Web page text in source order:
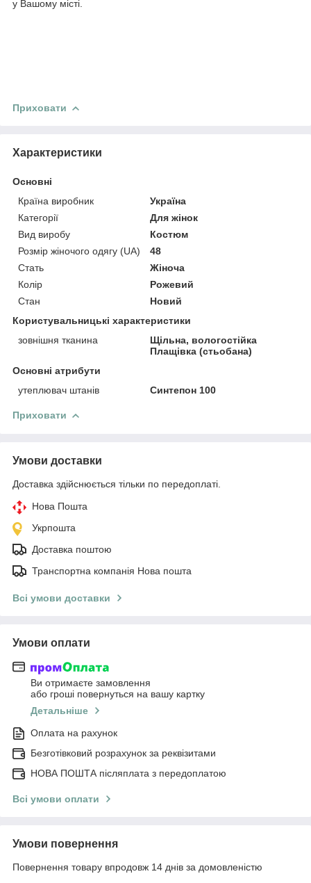
у Вашому місті.
Приховати
Характеристики
Основні
Країна виробник
Україна
Категорії
Для жінок
Вид виробу
Костюм
Розмір жіночого одягу (UA)
48
Стать
Жіноча
Колір
Рожевий
Стан
Новий
Користувальницькі характеристики
зовнішня тканина
Щільна, вологостійка
Плащівка (стьобана)
Основні атрибути
утеплювач штанів
Синтепон 100
Приховати
Умови доставки
Доставка здійснюється тільки по передоплаті.
Нова Пошта
Укрпошта
Доставка поштою
Транспортна компанія Нова пошта
Всі умови доставки
Умови оплати
Ви отримаєте замовлення
або гроші повернуться на вашу картку
Детальніше
Оплата на рахунок
Безготівковий розрахунок за реквізитами
НОВА ПОШТА післяплата з передоплатою
Всі умови оплати
Умови повернення
Повернення товару впродовж 14 днів за домовленістю